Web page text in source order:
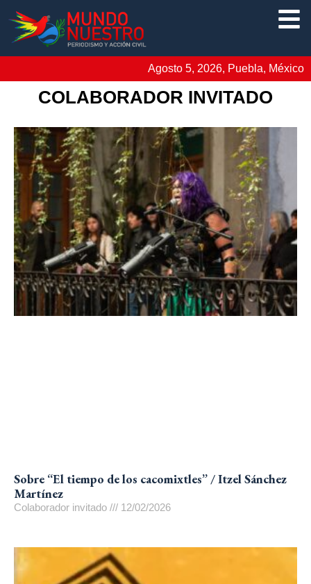
Agosto 5, 2026, Puebla, México
COLABORADOR INVITADO
Sobre “El tiempo de los cacomixtles” / Itzel Sánchez
Martínez
Colaborador invitado 12/02/2026